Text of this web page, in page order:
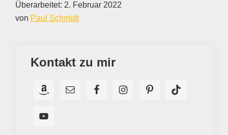
Überarbeitet: 2. Februar 2022
von Paul Schmidt
Kontakt zu mir